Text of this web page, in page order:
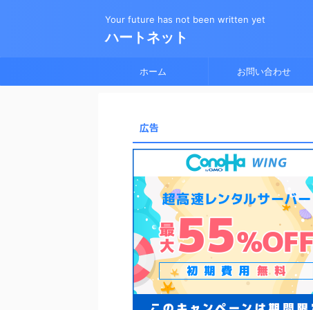
Your future has not been written yet
ハートネット
ホーム お問い合わせ
広告